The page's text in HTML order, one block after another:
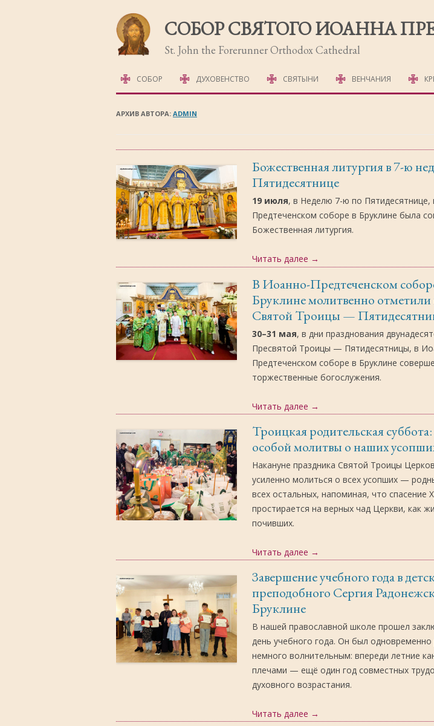
СОБОР СВЯТОГО ИОАННА
St. John the Forerunner Orthodox Cathedral
к
СОБОР ДУХОВЕНСТВО СВЯТЫНИ ВЕНЧАНИЯ
АРХИВ АВТОРА: ADMIN
Божественная литургия в 7-ю
Пятидесятнице
19 июля, в Неделю 7-ю по Пятидесятнице,
Предтеченском соборе в Бруклине была
Божественная литургия.
Читать далее →
В Иоанно-Предтеченском
Бруклине молитвенно
Святой Троицы —
30–31 мая, в дни празднования
Пресвятой Троицы — Пятидесятницы, в
Предтеченском соборе в Бруклине
торжественные богослужения.
Читать далее →
Троицкая родительская
особой молитвы о наших
Накануне праздника Святой Троицы
усиленно молиться о всех усопших —
всех остальных, напоминая, что спасение
простирается на верных чад Церкви, как
почивших.
Читать далее →
Завершение учебного года в
преподобного Сергия
Бруклине
В нашей православной школе прошел
день учебного года. Он был
немного волнительным: впереди летние
плечами — ещё один год совместных
духовного возрастания.
Читать далее →